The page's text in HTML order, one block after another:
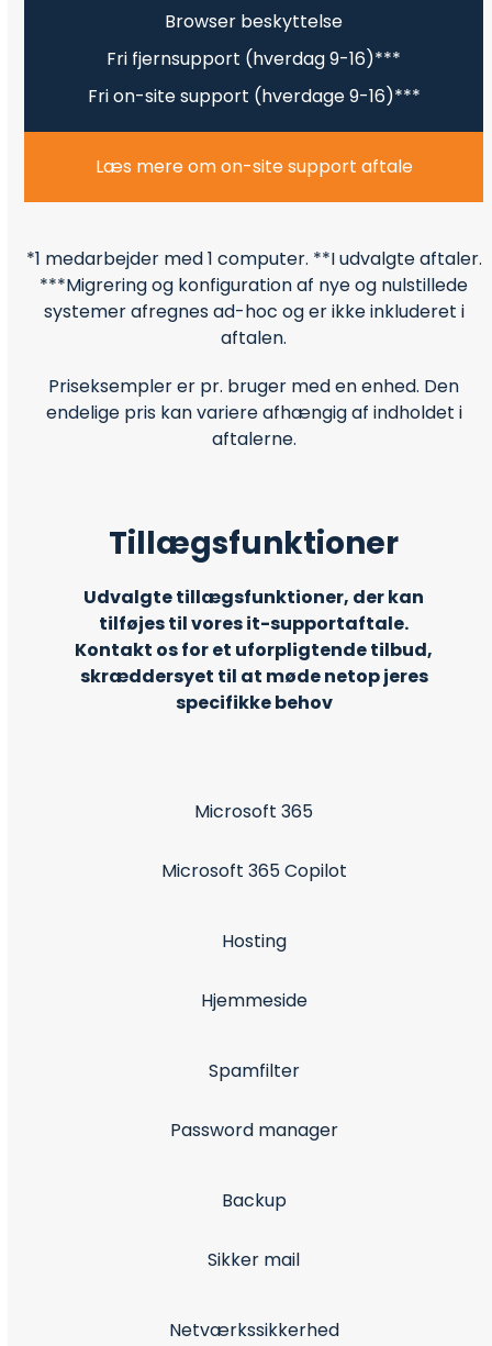
Browser beskyttelse
Fri fjernsupport (hverdag 9-16)***
Fri on-site support (hverdage 9-16)***
Læs mere om on-site support aftale
*1 medarbejder med 1 computer. **I udvalgte aftaler.
***Migrering og konfiguration af nye og nulstillede
systemer afregnes ad-hoc og er ikke inkluderet i
aftalen.
Priseksempler er pr. bruger med en enhed. Den
endelige pris kan variere afhængig af indholdet i
aftalerne.
Tillægsfunktioner
Udvalgte tillægsfunktioner, der kan
tilføjes til vores it-supportaftale.
Kontakt os for et uforpligtende tilbud,
skræddersyet til at møde netop jeres
specifikke behov
Microsoft 365
Microsoft 365 Copilot
Hosting
Hjemmeside
Spamfilter
Password manager
Backup
Sikker mail
Netværkssikkerhed